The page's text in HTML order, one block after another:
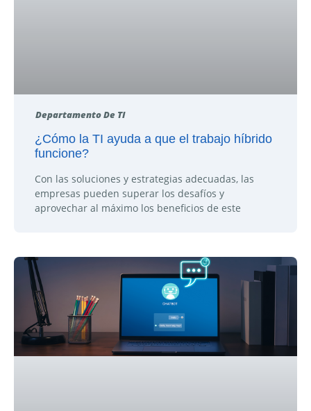
Departamento De TI
¿Cómo la TI ayuda a que el trabajo híbrido
funcione?
Con las soluciones y estrategias adecuadas, las
empresas pueden superar los desafíos y
aprovechar al máximo los beneficios de este